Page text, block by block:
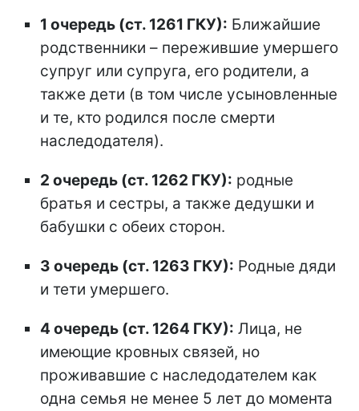
1 очередь (ст. 1261 ГКУ): Ближайшие
родственники – пережившие умершего
супруг или супруга, его родители, а
также дети (в том числе усыновленные
и те, кто родился после смерти
наследодателя).
2 очередь (ст. 1262 ГКУ): родные
братья и сестры, а также дедушки и
бабушки с обеих сторон.
3 очередь (ст. 1263 ГКУ): Родные дяди
и тети умершего.
4 очередь (ст. 1264 ГКУ): Лица, не
имеющие кровных связей, но
проживавшие с наследодателем как
одна семья не менее 5 лет до момента